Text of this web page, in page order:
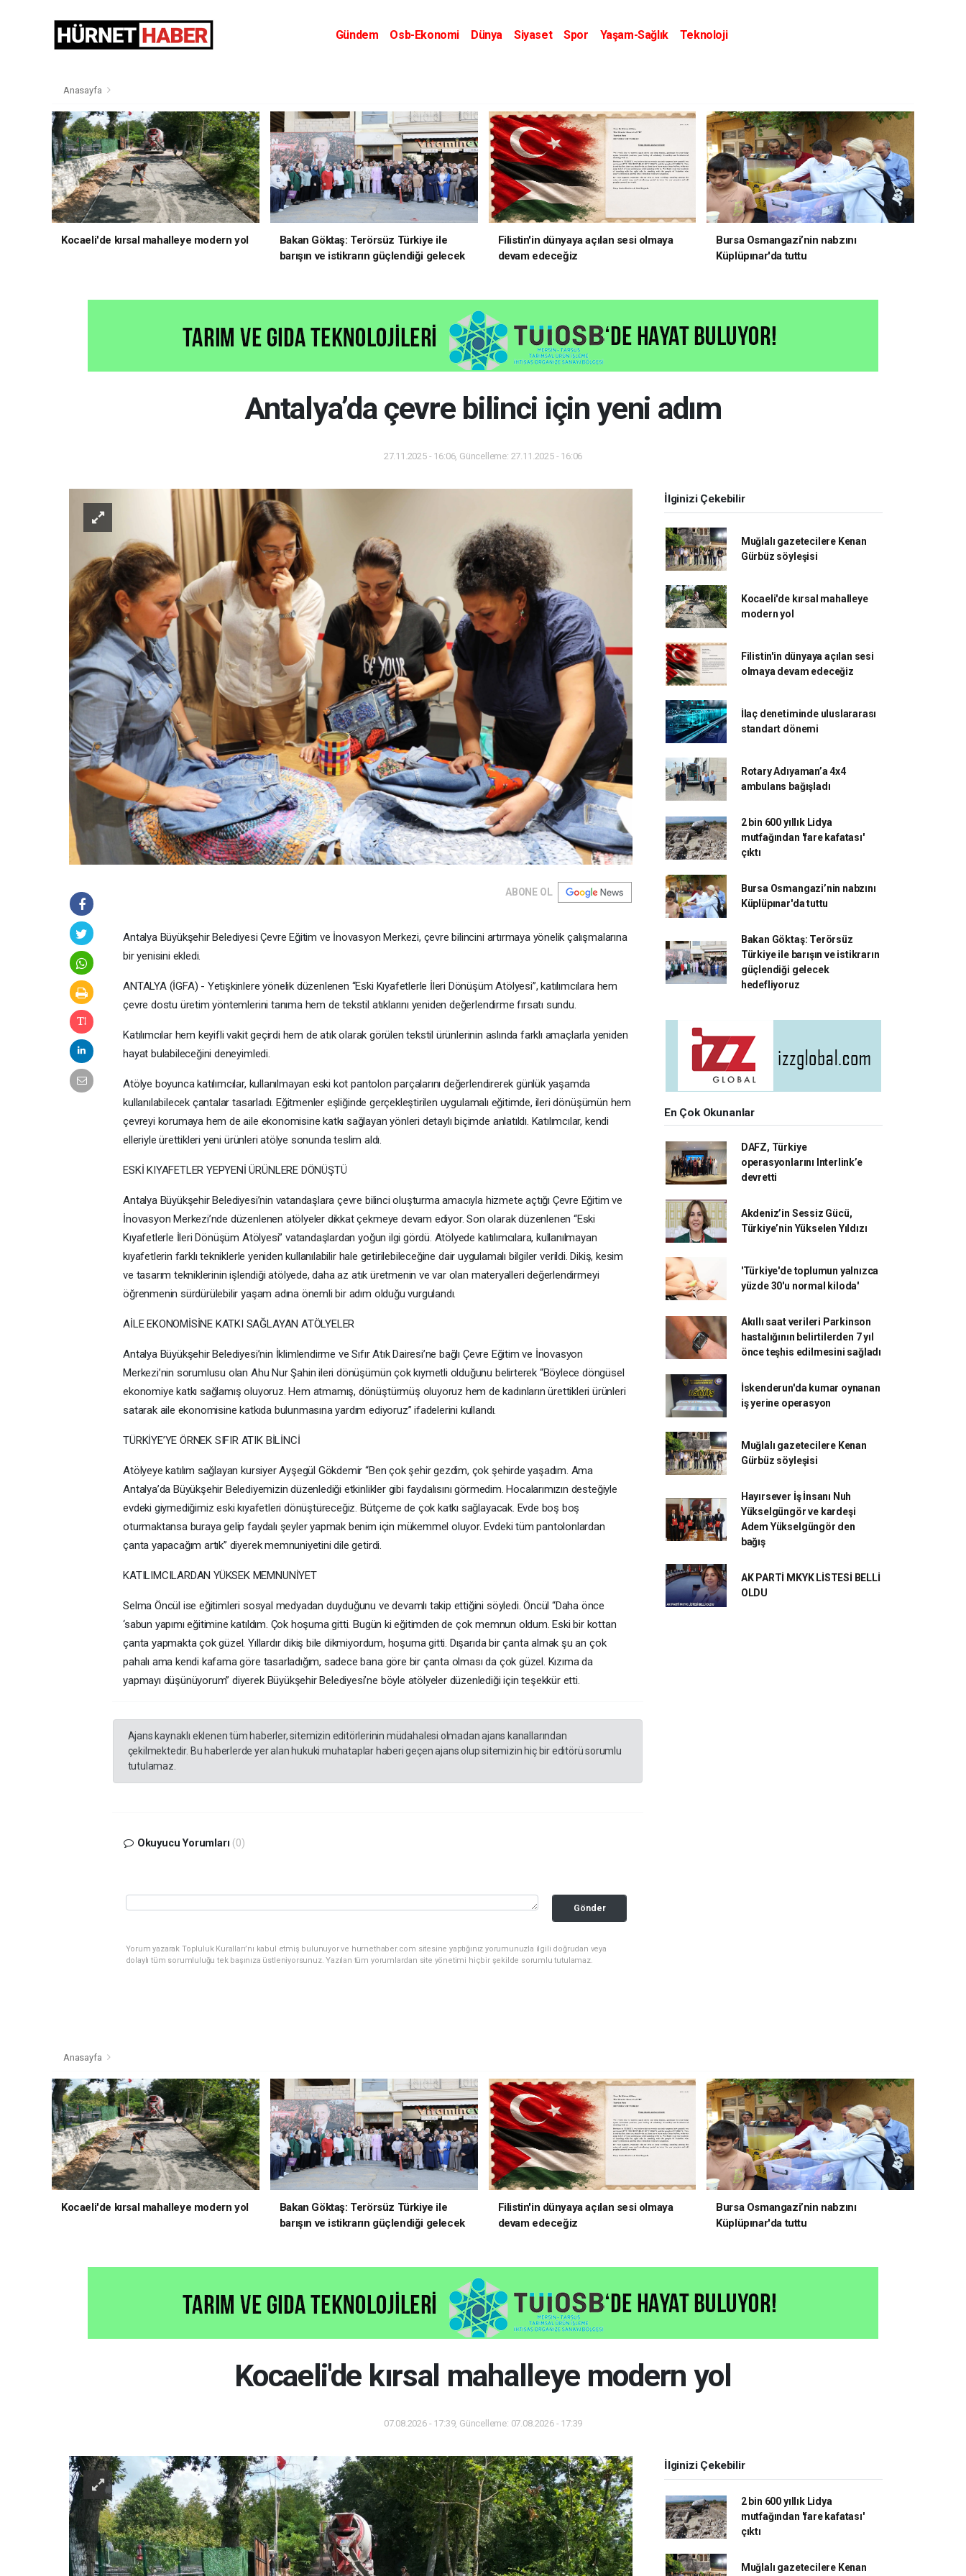
Gündem Osb-Ekonomi Dünya Siyaset Spor Yaşam-Sağlık
Teknoloji
Anasayfa
Kocaeli'de kırsal mahalleye modern yol
Bakan Göktaş: Terörsüz Türkiye ile
barışın ve istikrarın güçlendiği gelecek
Filistin'in dünyaya açılan sesi olmaya
devam edeceğiz
Bursa Osmangazi’nin nabzını
Küplüpınar'da tuttu
Antalya’da çevre bilinci için yeni adım
27.11.2025 - 16:06, Güncelleme: 27.11.2025 - 16:06
ABONE OL
Antalya Büyükşehir Belediyesi Çevre Eğitim ve İnovasyon Merkezi, çevre bilincini artırmaya yönelik çalışmalarına
bir yenisini ekledi.
ANTALYA (İGFA) - Yetişkinlere yönelik düzenlenen “Eski Kıyafetlerle İleri Dönüşüm Atölyesi”, katılımcılara hem
çevre dostu üretim yöntemlerini tanıma hem de tekstil atıklarını yeniden değerlendirme fırsatı sundu.
Katılımcılar hem keyifli vakit geçirdi hem de atık olarak görülen tekstil ürünlerinin aslında farklı amaçlarla yeniden
hayat bulabileceğini deneyimledi.
Atölye boyunca katılımcılar, kullanılmayan eski kot pantolon parçalarını değerlendirerek günlük yaşamda
kullanılabilecek çantalar tasarladı. Eğitmenler eşliğinde gerçekleştirilen uygulamalı eğitimde, ileri dönüşümün hem
çevreyi korumaya hem de aile ekonomisine katkı sağlayan yönleri detaylı biçimde anlatıldı. Katılımcılar, kendi
elleriyle ürettikleri yeni ürünleri atölye sonunda teslim aldı.
ESKİ KIYAFETLER YEPYENİ ÜRÜNLERE DÖNÜŞTÜ
Antalya Büyükşehir Belediyesi’nin vatandaşlara çevre bilinci oluşturma amacıyla hizmete açtığı Çevre Eğitim ve
İnovasyon Merkezi’nde düzenlenen atölyeler dikkat çekmeye devam ediyor. Son olarak düzenlenen “Eski
Kıyafetlerle İleri Dönüşüm Atölyesi” vatandaşlardan yoğun ilgi gördü. Atölyede katılımcılara, kullanılmayan
kıyafetlerin farklı tekniklerle yeniden kullanılabilir hale getirilebileceğine dair uygulamalı bilgiler verildi. Dikiş, kesim
ve tasarım tekniklerinin işlendiği atölyede, daha az atık üretmenin ve var olan materyalleri değerlendirmeyi
öğrenmenin sürdürülebilir yaşam adına önemli bir adım olduğu vurgulandı.
AİLE EKONOMİSİNE KATKI SAĞLAYAN ATÖLYELER
Antalya Büyükşehir Belediyesi’nin İklimlendirme ve Sıfır Atık Dairesi’ne bağlı Çevre Eğitim ve İnovasyon
Merkezi’nin sorumlusu olan Ahu Nur Şahin ileri dönüşümün çok kıymetli olduğunu belirterek “Böylece döngüsel
ekonomiye katkı sağlamış oluyoruz. Hem atmamış, dönüştürmüş oluyoruz hem de kadınların ürettikleri ürünleri
satarak aile ekonomisine katkıda bulunmasına yardım ediyoruz” ifadelerini kullandı.
TÜRKİYE’YE ÖRNEK SIFIR ATIK BİLİNCİ
Atölyeye katılım sağlayan kursiyer Ayşegül Gökdemir “Ben çok şehir gezdim, çok şehirde yaşadım. Ama
Antalya’da Büyükşehir Belediyemizin düzenlediği etkinlikler gibi faydalısını görmedim. Hocalarımızın desteğiyle
evdeki giymediğimiz eski kıyafetleri dönüştüreceğiz. Bütçeme de çok katkı sağlayacak. Evde boş boş
oturmaktansa buraya gelip faydalı şeyler yapmak benim için mükemmel oluyor. Evdeki tüm pantolonlardan
çanta yapacağım artık” diyerek memnuniyetini dile getirdi.
KATILIMCILARDAN YÜKSEK MEMNUNİYET
Selma Öncül ise eğitimleri sosyal medyadan duyduğunu ve devamlı takip ettiğini söyledi. Öncül “Daha önce
‘sabun yapımı eğitimine katıldım. Çok hoşuma gitti. Bugün ki eğitimden de çok memnun oldum. Eski bir kottan
çanta yapmakta çok güzel. Yıllardır dikiş bile dikmiyordum, hoşuma gitti. Dışarıda bir çanta almak şu an çok
pahalı ama kendi kafama göre tasarladığım, sadece bana göre bir çanta olması da çok güzel. Kızıma da
yapmayı düşünüyorum” diyerek Büyükşehir Belediyesi’ne böyle atölyeler düzenlediği için teşekkür etti.
Ajans kaynaklı eklenen tüm haberler, sitemizin editörlerinin müdahalesi olmadan ajans kanallarından
çekilmektedir. Bu haberlerde yer alan hukuki muhataplar haberi geçen ajans olup sitemizin hiç bir editörü sorumlu
tutulamaz.
Okuyucu Yorumları (0)
Gönder
Yorum yazarak Topluluk Kuralları’nı kabul etmiş bulunuyor ve hurnethaber.com sitesine yaptığınız yorumunuzla ilgili doğrudan veya
dolaylı tüm sorumluluğu tek başınıza üstleniyorsunuz. Yazılan tüm yorumlardan site yönetimi hiçbir şekilde sorumlu tutulamaz.
İlginizi Çekebilir
Muğlalı gazetecilere Kenan
Gürbüz söyleşisi
Kocaeli'de kırsal mahalleye
modern yol
Filistin'in dünyaya açılan sesi
olmaya devam edeceğiz
İlaç denetiminde uluslararası
standart dönemi
Rotary Adıyaman’a 4x4
ambulans bağışladı
2 bin 600 yıllık Lidya
mutfağından 'fare kafatası'
çıktı
Bursa Osmangazi’nin nabzını
Küplüpınar'da tuttu
Bakan Göktaş: Terörsüz
Türkiye ile barışın ve istikrarın
güçlendiği gelecek
hedefliyoruz
En Çok Okunanlar
DAFZ, Türkiye
operasyonlarını Interlink’e
devretti
Akdeniz’in Sessiz Gücü,
Türkiye’nin Yükselen Yıldızı
'Türkiye'de toplumun yalnızca
yüzde 30'u normal kiloda'
Akıllı saat verileri Parkinson
hastalığının belirtilerden 7 yıl
önce teşhis edilmesini sağladı
İskenderun'da kumar oynanan
iş yerine operasyon
Muğlalı gazetecilere Kenan
Gürbüz söyleşisi
Hayırsever İş İnsanı Nuh
Yükselgüngör ve kardeşi
Adem Yükselgüngör den
bağış
AK PARTİ MKYK LİSTESİ BELLİ
OLDU
Anasayfa
Kocaeli'de kırsal mahalleye modern yol
Bakan Göktaş: Terörsüz Türkiye ile
barışın ve istikrarın güçlendiği gelecek
Filistin'in dünyaya açılan sesi olmaya
devam edeceğiz
Bursa Osmangazi’nin nabzını
Küplüpınar'da tuttu
Kocaeli'de kırsal mahalleye modern yol
07.08.2026 - 17:39, Güncelleme: 07.08.2026 - 17:39
İlginizi Çekebilir
2 bin 600 yıllık Lidya
mutfağından 'fare kafatası'
çıktı
Muğlalı gazetecilere Kenan